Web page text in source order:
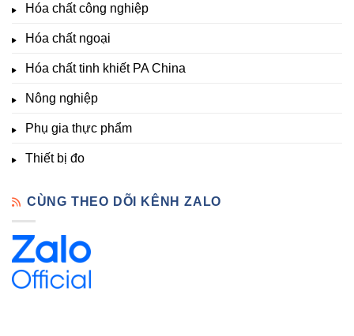
Chất
Hóa chất công nghiệp
Hóa chất ngoại
Hóa chất tinh khiết PA China
Nông nghiệp
Phụ gia thực phẩm
Thiết bị đo
CÙNG THEO DÕI KÊNH ZALO